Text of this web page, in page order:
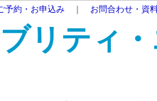
予約・お申込み お問合わせ・資
リティ